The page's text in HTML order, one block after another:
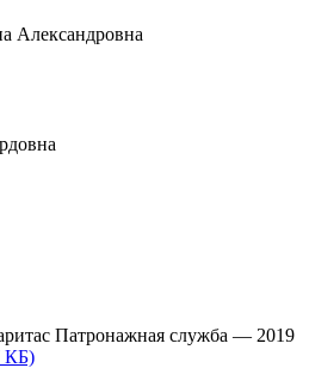
Александровна
Патронажная служба — 2019
КБ)